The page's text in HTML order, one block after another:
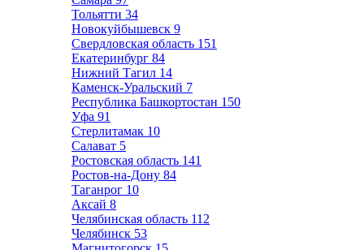
Тольятти 34
Новокуйбышевск 9
Свердловская область 151
Екатеринбург 84
Нижний Тагил 14
Каменск-Уральский 7
Республика Башкортостан 150
Уфа 91
Стерлитамак 10
Салават 5
Ростовская область 141
Ростов-на-Дону 84
Таганрог 10
Аксай 8
Челябинская область 112
Челябинск 53